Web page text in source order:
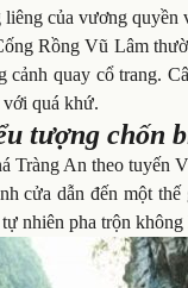
của vương
Rồng Vũ Lâm
cảnh quay cổ trang.
quá khứ.
tượng chốn
Tràng An theo tuyến
cửa dẫn đến một
nhiên pha trộn